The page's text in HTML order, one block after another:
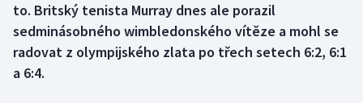
Golf
Gymnastika
to. Britský tenista Murray dnes ale porazil
sedminásobného wimbledonského vítěze a mohl se
radovat z olympijského zlata po třech setech 6:2, 6:1
a 6:4.